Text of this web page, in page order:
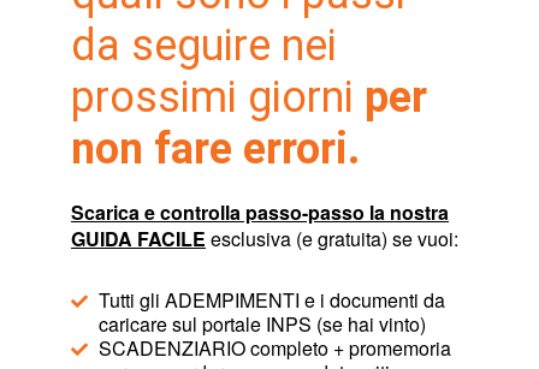
da seguire nei
prossimi giorni per
non fare errori.
Scarica e controlla passo-passo la nostra
GUIDA FACILE esclusiva (e gratuita) se vuoi:
Tutti gli ADEMPIMENTI e i documenti da
caricare sul portale INPS (se hai vinto)
SCADENZIARIO completo + promemoria